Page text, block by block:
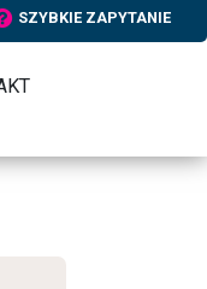
SZYBKIE ZAPYTANIE